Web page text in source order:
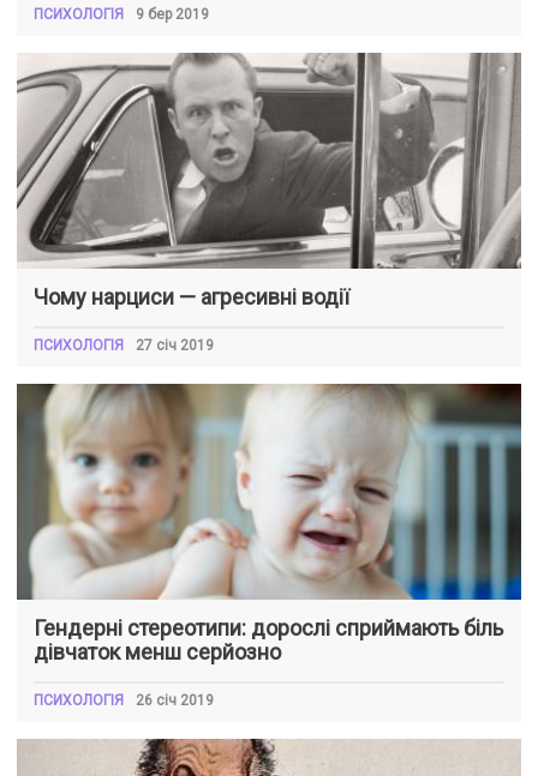
ПСИХОЛОГІЯ 9 бер 2019
Чому нарциси — агресивні водії
ПСИХОЛОГІЯ 27 січ 2019
Гендерні стереотипи: дорослі сприймають біль
дівчаток менш серйозно
ПСИХОЛОГІЯ 26 січ 2019